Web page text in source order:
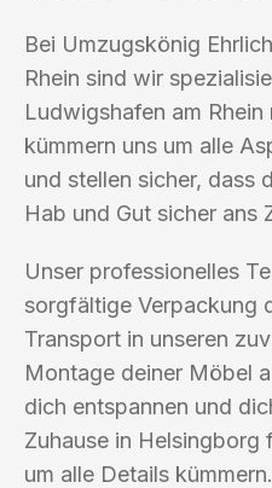
Bei Umzugskönig
Rhein sind wir
Ludwigshafen am
kümmern uns um alle
und stellen sicher, dass
Hab und Gut sicher ans
Unser professionelles
sorgfältige Verpackung
Transport in unseren
Montage deiner Möbel
dich entspannen und
Zuhause in Helsingborg
um alle Details kümmern.